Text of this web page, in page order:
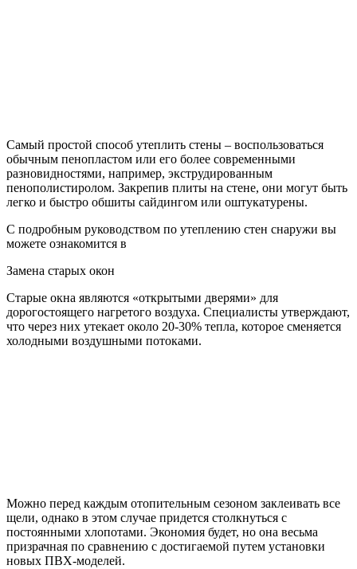
Самый простой способ утеплить стены – воспользоваться
обычным пенопластом или его более современными
разновидностями, например, экструдированным
пенополистиролом. Закрепив плиты на стене, они могут быть
легко и быстро обшиты сайдингом или оштукатурены.
С подробным руководством по утеплению стен снаружи вы
можете ознакомится в
Замена старых окон
Старые окна являются «открытыми дверями» для
дорогостоящего нагретого воздуха. Специалисты утверждают,
что через них утекает около 20-30% тепла, которое сменяется
холодными воздушными потоками.
Можно перед каждым отопительным сезоном заклеивать все
щели, однако в этом случае придется столкнуться с
постоянными хлопотами. Экономия будет, но она весьма
призрачная по сравнению с достигаемой путем установки
новых ПВХ-моделей.